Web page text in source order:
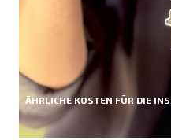
ÄHRLICHE KOSTEN FÜR DIE